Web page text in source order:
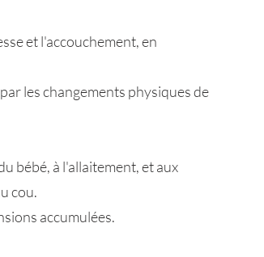
et l'accouchement, en
les changements physiques de
bébé, à l'allaitement, et aux
cou.
accumulées.